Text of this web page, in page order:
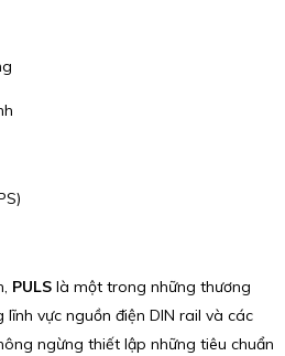
PULS là một trong những thương
vực nguồn điện DIN rail và các
ngừng thiết lập những tiêu chuẩn